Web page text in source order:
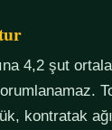
4,2 şut
kontratak